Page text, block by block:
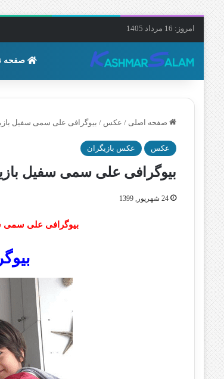
امروز: 16 مرداد 1405
صفحه
صفحه اصلی / عکس / بیوگرافی علی سمی سفیل
عکس عکس بازیگران
بیوگرافی علی سمی سفیل
24 شهریور, 1399
بیوگرافی علی سمی